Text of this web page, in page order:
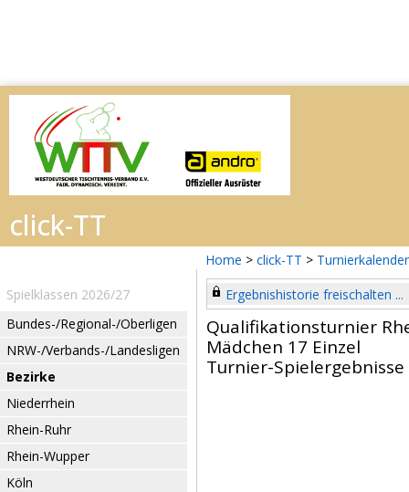
Home > click-TT > Turnierkalender
Spielklassen 2026/27
Bundes-/Regional-/Oberligen
NRW-/Verbands-/Landesligen
Bezirke
Niederrhein
Rhein-Ruhr
Rhein-Wupper
Köln
Ergebnishistorie freischalten ...
Qualifikationsturnier
Mädchen 17 Einzel
Turnier-Spielergebnisse